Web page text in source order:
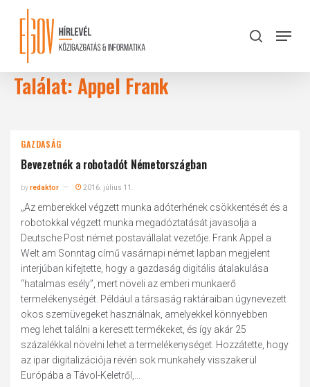
content
search
Menu
Találat: Appel Frank
GAZDASÁG
Bevezetnék a robotadót Németországban
byredaktor 2016. július 11.
„Az emberekkel végzett munka adóterhének csökkentését és a
robotokkal végzett munka megadóztatását javasolja a
Deutsche Post német postavállalat vezetője. Frank Appel a
Welt am Sonntag című vasárnapi német lapban megjelent
interjúban kifejtette, hogy a gazdaság digitális átalakulása
“hatalmas esély”, mert növeli az emberi munkaerő
termelékenységét. Például a társaság raktáraiban úgynevezett
okos szemüvegeket használnak, amelyekkel könnyebben
meg lehet találni a keresett termékeket, és így akár 25
százalékkal növelni lehet a termelékenységet. Hozzátette, hogy
az ipar digitalizációja révén sok munkahely visszakerül
Európába a Távol-Keletről,...
Close